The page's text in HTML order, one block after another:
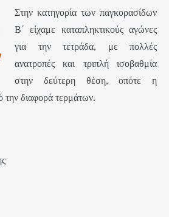
Στην κατηγορία των παγκορασίδων
Β΄ είχαμε καταπληκτικούς αγώνες
για την τετράδα, με πολλές
ανατροπές και τριπλή ισοβαθμία
στην δεύτερη θέση, οπότε η
την διαφορά τερμάτων.